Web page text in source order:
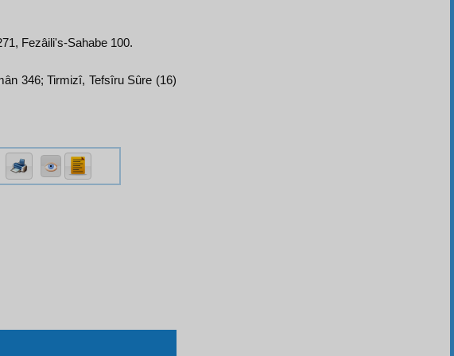
Fezâili's-Sahabe 100.
346; Tirmizî, Tefsîru Sûre (16)